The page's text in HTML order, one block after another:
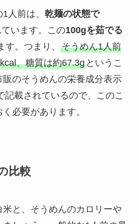
人前は、 乾麺の状態で
ています。この100gを茹でる
す。つまり、 そうめん1人前
、糖質は約67.3gというこ
販のそうめんの栄養成分表示
記載されているので、このこ
必要があります。
比較
と、そうめんのカロリーや